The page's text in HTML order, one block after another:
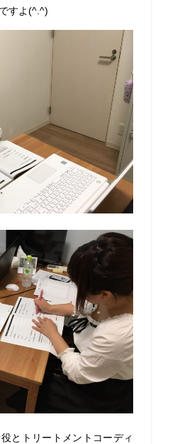
すよ(^.^)
とトリートメントコーディ